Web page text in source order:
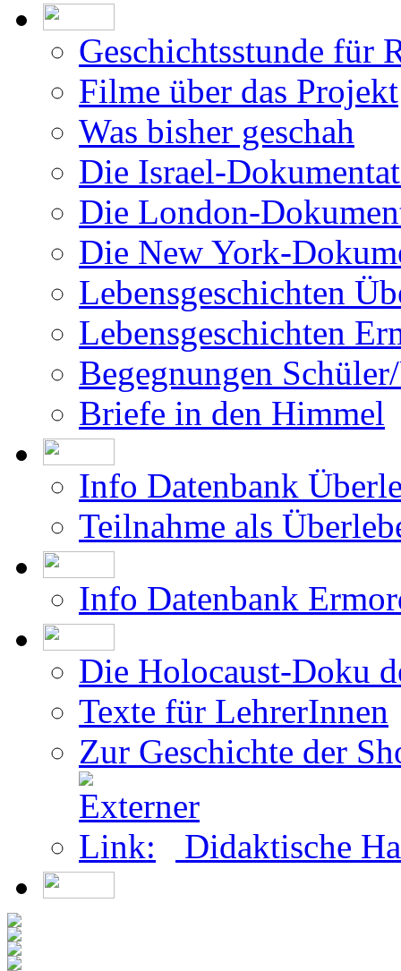
Geschichtsstunde für
Filme über das Projekt
Was bisher geschah
Die Israel-
Die London-
Die New York-
Lebensgeschichten
Lebensgeschichten
Begegnungen
Briefe in den Himmel
Info Datenbank
Teilnahme als
Info Datenbank
Die Holocaust-Doku
Texte für LehrerInnen
Zur Geschichte der
Didaktische